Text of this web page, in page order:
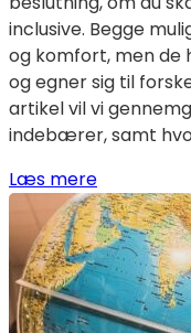
inclusive. Begge
og komfort, men de
og egner sig til
artikel vil vi
indebærer, samt
Læs mere